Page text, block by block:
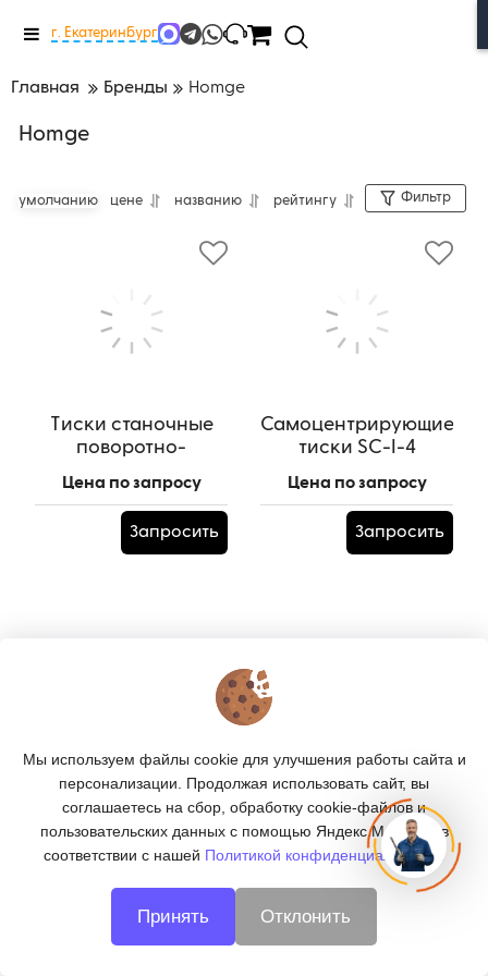
Меню
г. Екатеринбург
Главная Бренды Homge
Homge
умолчанию цене названию рейтингу Фильтр
Тиски станочные
поворотно-
100 HOMGE
Артикул:
Цена по запросу
Запросить
Самоцентрирующие
тиски SC-I-4
Цена по запросу
Запросить
КАТАЛОГ
ПОДПИСКА
CNC66 - металлообработка в Екатеринбурге
Мы используем файлы cookie для улучшения работы сайта и
персонализации. Продолжая использовать сайт, вы
соглашаетесь на сбор, обработку cookie-файлов и
пользовательских данных с помощью Яндекс.Метрика, в
соответствии с нашей Политикой конфиденциальности.
Принять Отклонить